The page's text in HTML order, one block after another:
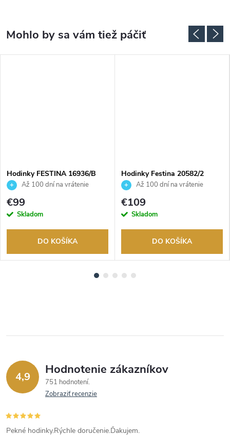
Hodinky FESTINA 16936/B
Až 100 dní na vrátenie
tovaru. Autorizovaný predajca.
€99
Skladom
DO KOŠÍKA
Hodinky Festina 20582/2
Až 100 dní na vrátenie
tovaru. Autorizovaný predajca.
€109
Skladom
DO KOŠÍKA
4,9 Hodnotenie zákazníkov
751 hodnotení
Zobraziť recenzie
Pekné hodinky.Rýchle doručenie.Ďakujem.